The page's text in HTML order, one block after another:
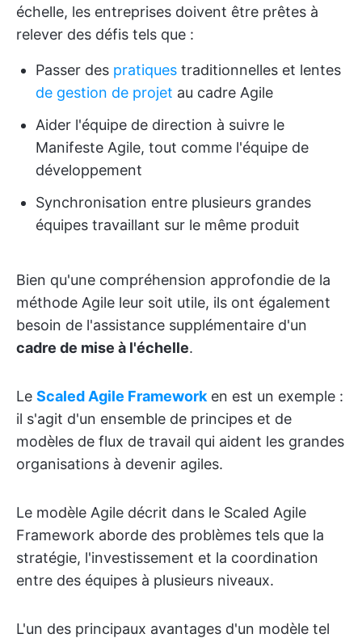
échelle, les entreprises doivent être prêtes à
relever des défis tels que :
Passer des pratiques traditionnelles et lentes
de gestion de projet au cadre Agile
Aider l'équipe de direction à suivre le
Manifeste Agile, tout comme l'équipe de
développement
Synchronisation entre plusieurs grandes
équipes travaillant sur le même produit
Bien qu'une compréhension approfondie de la
méthode Agile leur soit utile, ils ont également
besoin de l'assistance supplémentaire d'un
cadre de mise à l'échelle.
Le Scaled Agile Framework en est un exemple :
il s'agit d'un ensemble de principes et de
modèles de flux de travail qui aident les grandes
organisations à devenir agiles.
Le modèle Agile décrit dans le Scaled Agile
Framework aborde des problèmes tels que la
stratégie, l'investissement et la coordination
entre des équipes à plusieurs niveaux.
L'un des principaux avantages d'un modèle tel